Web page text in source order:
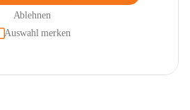
Ablehnen
Auswahl merken